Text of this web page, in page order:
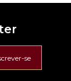
se